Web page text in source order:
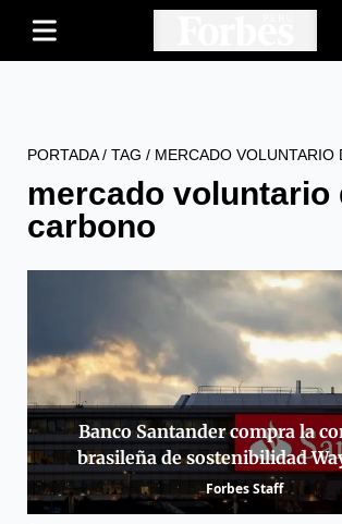
PORTADA/ TAG / MERCADO VOLUNTARIO
mercado voluntario
carbono
Banco Santander compra la
brasileña de sostenibilidad
Forbes Staff